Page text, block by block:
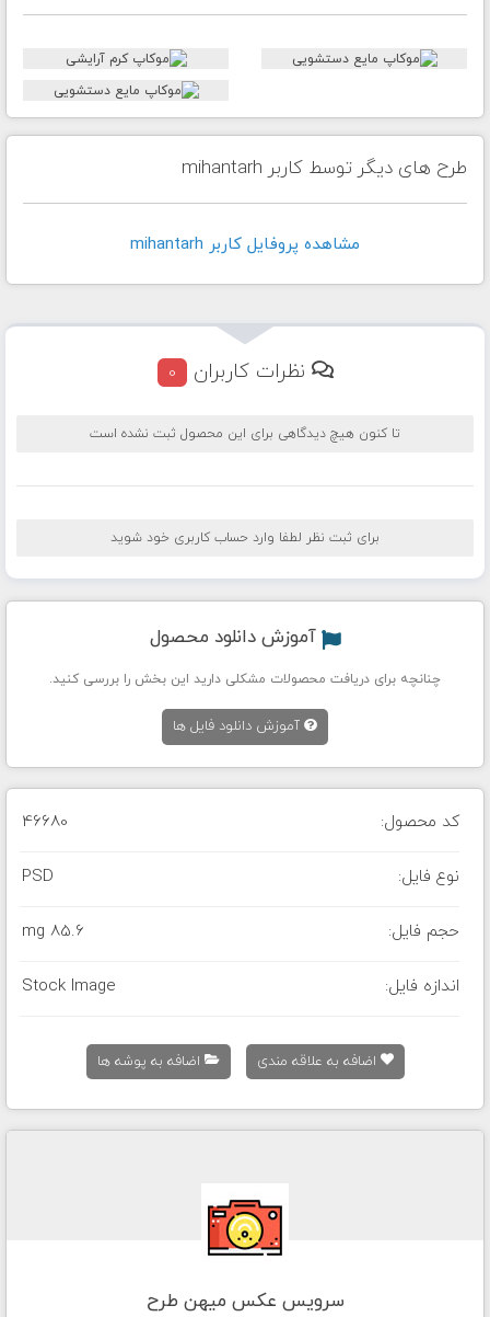
طرح های دیگر توسط کاربر mihantarh
مشاهده پروفايل کاربر mihantarh
نظرات کاربران 0
تا کنون هیچ دیدگاهی برای این محصول ثبت نشده است
برای ثبت نظر لطفا وارد حساب کاربری خود شوید
آموزش دانلود محصول
چنانچه برای دریافت محصولات مشکلی دارید این بخش را بررسی کنید.
آموزش دانلود فایل ها
کد محصول: 46680
نوع فایل: PSD
حجم فایل: 85.6 mg
اندازه فایل: Stock Image
اضافه به علاقه مندی اضافه به پوشه ها
سرویس عکس میهن طرح